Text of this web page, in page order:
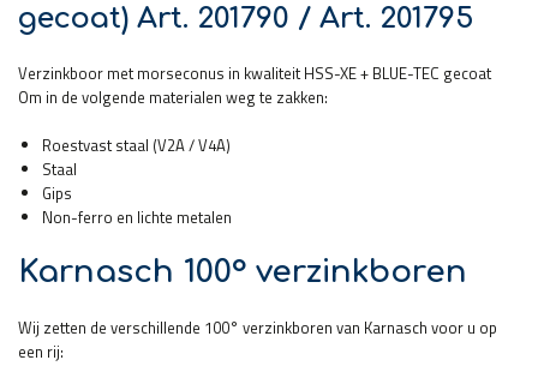
gecoat) Art. 201790 / Art. 201795
Verzinkboor met morseconus in kwaliteit HSS-XE + BLUE-TEC gecoat
Om in de volgende materialen weg te zakken:
Roestvast staal (V2A / V4A)
Staal
Gips
Non-ferro en lichte metalen
Karnasch 100° verzinkboren
Wij zetten de verschillende 100° verzinkboren van Karnasch voor u op
een rij: